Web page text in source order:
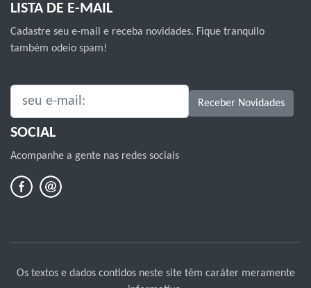
LISTA DE E-MAIL
Cadastre seu e-mail e receba novidades. Fique tranquilo
também odeio spam!
SEU E-MAIL: Receber Novidades
SOCIAL
Acompanhe a gente nas redes sociais
Os textos e dados contidos neste site têm caráter meramente